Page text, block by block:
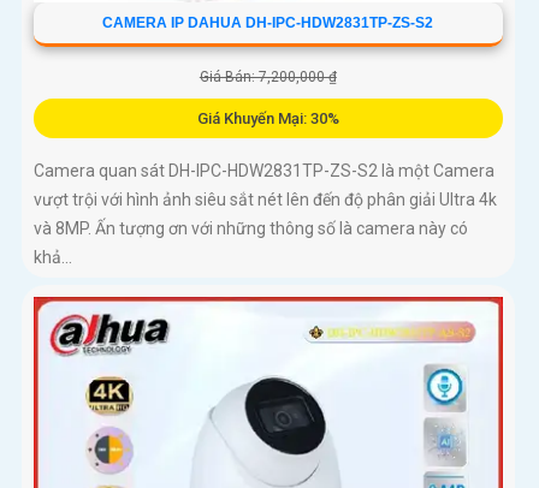
CAMERA IP DAHUA DH-IPC-HDW2831TP-ZS-S2
Giá Bán: 7,200,000 ₫
Giá Khuyến Mại: 30%
Camera quan sát DH-IPC-HDW2831TP-ZS-S2 là một Camera
vượt trội với hình ảnh siêu sắt nét lên đến độ phân giải Ultra 4k
và 8MP. Ấn tượng ơn với những thông số là camera này có
khả...